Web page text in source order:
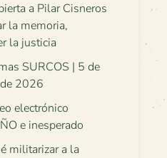
a Pilar Cisneros
la memoria,
la justicia
SURCOS | 5 de
2026
electrónico
e inesperado
militarizar a la